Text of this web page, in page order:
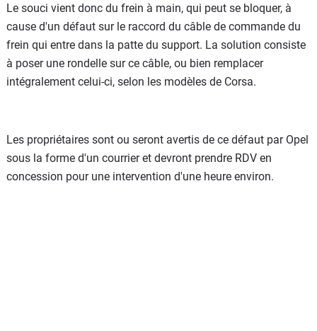
Le souci vient donc du frein à main, qui peut se bloquer, à
cause d'un défaut sur le raccord du câble de commande du
frein qui entre dans la patte du support. La solution consiste
à poser une rondelle sur ce câble, ou bien remplacer
intégralement celui-ci, selon les modèles de Corsa.
Les propriétaires sont ou seront avertis de ce défaut par Opel
sous la forme d'un courrier et devront prendre RDV en
concession pour une intervention d'une heure environ.